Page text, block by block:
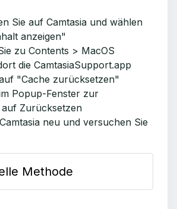
Sie auf Camtasia und wählen
anzeigen"
zu Contents > MacOS
die CamtasiaSupport.app
"Cache zurücksetzen"
Popup-Fenster zur
auf Zurücksetzen
neu und versuchen Sie
Methode